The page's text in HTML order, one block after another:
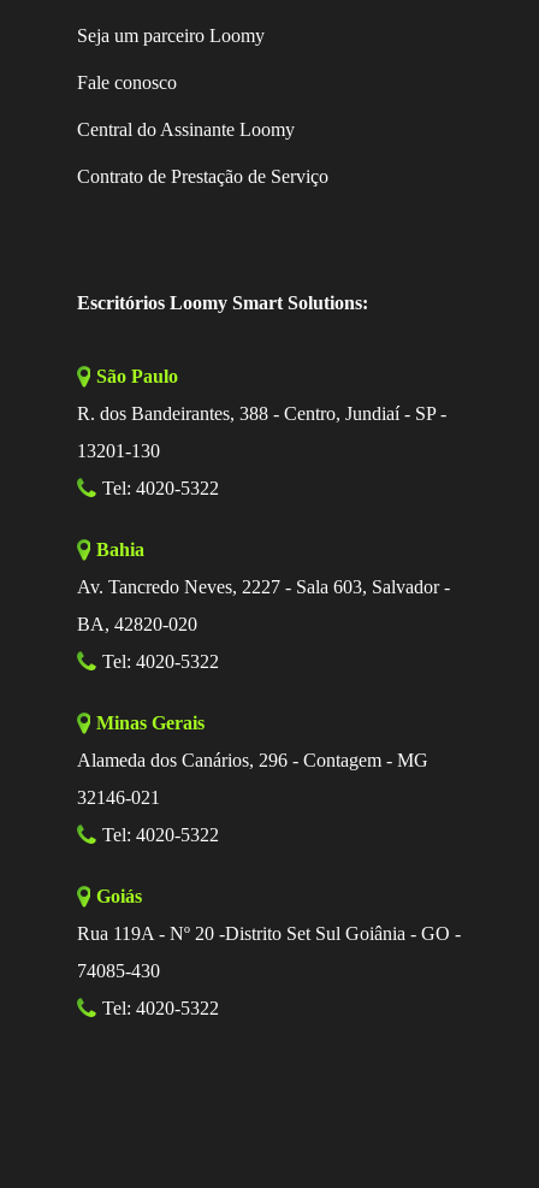
Seja um parceiro Loomy
Fale conosco
Central do Assinante Loomy
Contrato de Prestação de Serviço
Escritórios Loomy Smart Solutions:
São Paulo
R. dos Bandeirantes, 388 - Centro, Jundiaí - SP -
13201-130
Tel: 4020-5322
Bahia
Av. Tancredo Neves, 2227 - Sala 603, Salvador -
BA, 42820-020
Tel: 4020-5322
Minas Gerais
Alameda dos Canários, 296 - Contagem - MG
32146-021
Tel: 4020-5322
Goiás
Rua 119A - Nº 20 -Distrito Set Sul Goiânia - GO -
74085-430
Tel: 4020-5322